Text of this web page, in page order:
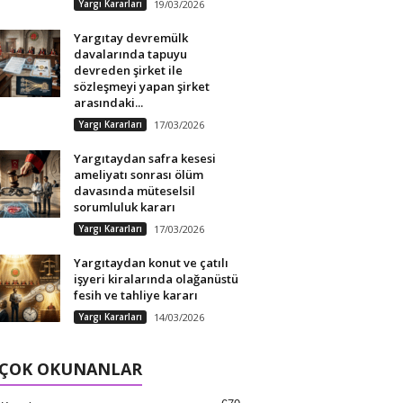
Yargı Kararları 19/03/2026
Yargıtay devremülk
davalarında tapuyu
devreden şirket ile
sözleşmeyi yapan şirket
arasındaki...
Yargı Kararları 17/03/2026
Yargıtaydan safra kesesi
ameliyatı sonrası ölüm
davasında müteselsil
sorumluluk kararı
Yargı Kararları 17/03/2026
Yargıtaydan konut ve çatılı
işyeri kiralarında olağanüstü
fesih ve tahliye kararı
Yargı Kararları 14/03/2026
OKUNANLAR